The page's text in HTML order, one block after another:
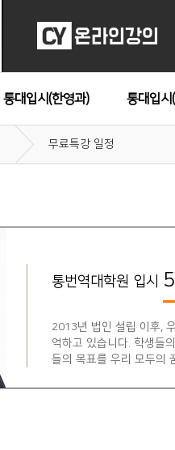
통대입시(한영과) 통대입시
무료특강 일정
통번역대학원 입시
2013년 법인 설립 이후,
억하고 있습니다. 학생들
들의 목표를 우리 모두의